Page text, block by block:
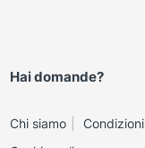
Hai domande?
Chi siamo Condizioni